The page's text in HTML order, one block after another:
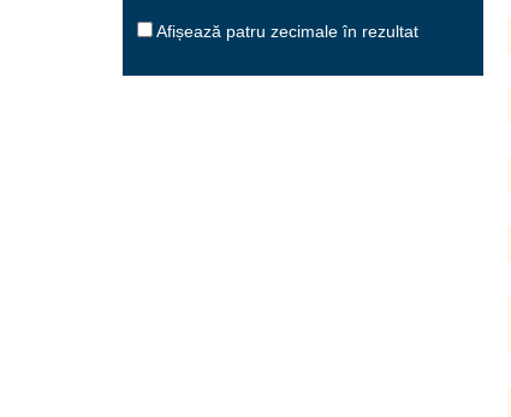
Afișează patru zecimale în rezultat